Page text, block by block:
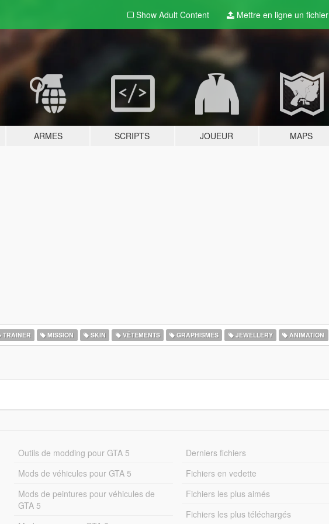
Show Adult Content Mettre en ligne un fichier
ARMES SCRIPTS JOUEUR MAPS
TRAINER MISSION SKIN VÊTEMENTS GRAPHISMES JEWELLERY ANIMATION
Outils de modding pour GTA 5
Mods de véhicules pour GTA 5
Mods de peintures pour véhicules de
GTA 5
Derniers fichiers
Fichiers en vedette
Fichiers les plus aimés
Fichiers les plus téléchargés